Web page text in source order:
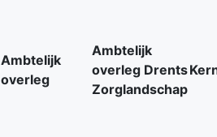
Ambtelijk
overleg
Ambtelijk
overleg Drents
Zorglandschap